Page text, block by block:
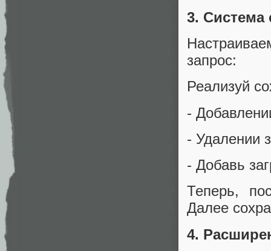
3. Система
запрос:
Реализуй
-
- Удалении
- Добавь
Теперь,
Далее
4.